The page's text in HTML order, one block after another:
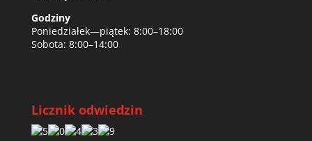
Godziny
Poniedziałek—piątek: 8:00–18:00
Sobota: 8:00–14:00
Licznik odwiedzin